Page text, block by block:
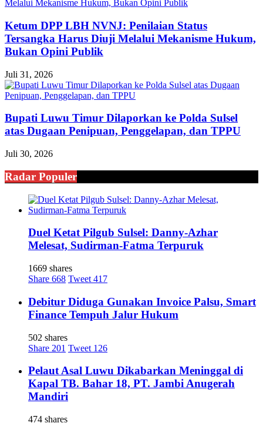
Ketum DPP LBH NVNJ: Penilaian Status
Tersangka Harus Diuji Melalui Mekanisme Hukum,
Bukan Opini Publik
Juli 31, 2026
Bupati Luwu Timur Dilaporkan ke Polda Sulsel
atas Dugaan Penipuan, Penggelapan, dan TPPU
Juli 30, 2026
Radar Populer
Duel Ketat Pilgub Sulsel: Danny-Azhar
Melesat, Sudirman-Fatma Terpuruk
1669 shares
Share 668 Tweet 417
Debitur Diduga Gunakan Invoice Palsu, Smart
Finance Tempuh Jalur Hukum
502 shares
Share 201 Tweet 126
Pelaut Asal Luwu Dikabarkan Meninggal di
Kapal TB. Bahar 18, PT. Jambi Anugerah
Mandiri
474 shares